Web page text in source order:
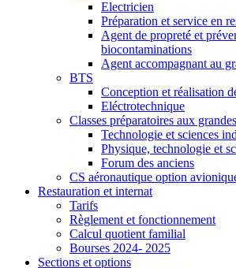
Electricien
Préparation et service en
Agent de propreté et
biocontaminations
Agent accompagnant au
BTS
Conception et réalisation
Eléctrotechnique
Classes préparatoires aux
Technologie et sciences
Physique, technologie et
Forum des anciens
CS aéronautique option
Restauration et internat
Tarifs
Règlement et fonctionnement
Calcul quotient familial
Bourses 2024- 2025
Sections et options